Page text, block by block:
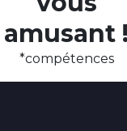
amusant !
*compétences